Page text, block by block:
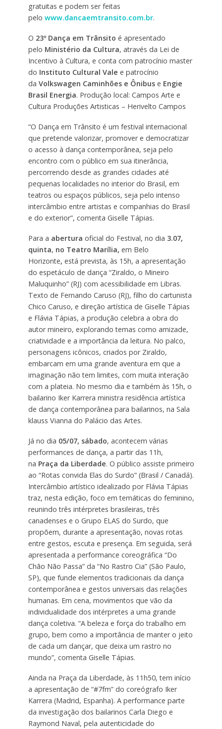
gratuitas e podem ser feitas
pelo www.dancaemtransito.com.br.
O 23º Dança em Trânsito é apresentado
pelo Ministério da Cultura, através da Lei de
Incentivo à Cultura, e conta com patrocínio master
do Instituto Cultural Vale e patrocínio
da Volkswagen Caminhões e Ônibuse Engie
Brasil Energia. Produção local: Campos Arte e
Cultura Produções Artisticas – Herivelto Campos
“O Dança em Trânsito é um festival internacional
que pretende valorizar, promover e democratizar
o acesso à dança contemporânea, seja pelo
encontro com o público em sua itinerância,
percorrendo desde as grandes cidades até
pequenas localidades no interior do Brasil, em
teatros ou espaços públicos, seja pelo intenso
intercâmbio entre artistas e companhias do Brasil
e do exterior”, comenta Giselle Tápias.
Para a abertura oficial do Festival, no dia 3.07,
quinta, no Teatro Marília, em Belo
Horizonte, está prevista, às 15h, a apresentação
do espetáculo de dança “Ziraldo, o Mineiro
Maluquinho” (RJ) com acessibilidade em Libras.
Texto de Fernando Caruso (RJ), filho do cartunista
Chico Caruso, e direção artística de Giselle Tápias
e Flávia Tápias, a produção celebra a obra do
autor mineiro, explorando temas como amizade,
criatividade e a importância da leitura. No palco,
personagens icônicos, criados por Ziraldo,
embarcam em uma grande aventura em que a
imaginação não tem limites, com muita interação
com a plateia. No mesmo dia e também às 15h, o
bailarino Iker Karrera ministra residência artística
de dança contemporânea para bailarinos, na Sala
klauss Vianna do Palácio das Artes.
Já no dia 05/07, sábado, acontecem várias
performances de dança, a partir das 11h,
na Praça da Liberdade. O público assiste primeiro
ao “Rotas convida Elas do Surdo” (Brasil / Canadá).
Intercâmbio artístico idealizado por Flávia Tápias
traz, nesta edição, foco em temáticas do feminino,
reunindo três intérpretes brasileiras, três
canadenses e o Grupo ELAS do Surdo, que
propõem, durante a apresentação, novas rotas
entre gestos, escuta e presença. Em seguida, será
apresentada a performance coreográfica “Do
Chão Não Passa” da “No Rastro Cia” (São Paulo,
SP), que funde elementos tradicionais da dança
contemporânea e gestos universais das relações
humanas. Em cena, movimentos que vão da
individualidade dos intérpretes a uma grande
dança coletiva. “A beleza e força do trabalho em
grupo, bem como a importância de manter o jeito
de cada um dançar, que deixa um rastro no
mundo”, comenta Giselle Tápias.
Ainda na Praça da Liberdade, às 11h50, tem início
a apresentação de “#7fm” do coreógrafo Iker
Karrera (Madrid, Espanha). A performance parte
da investigação dos bailarinos Carla Diego e
Raymond Naval, pela autenticidade do